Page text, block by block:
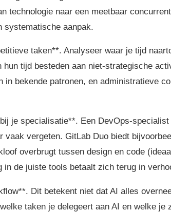
technologie naar een meetbaar
systematische aanpak.
taken**. Analyseer waar je tijd
tijd besteden aan niet-strategische
in bekende patronen, en administratieve
je specialisatie**. Een DevOps-specialist
vergeten. GitLab Duo biedt
overbrugt tussen design en code
de juiste tools betaalt zich terug in
Dit betekent niet dat AI alles
taken je delegeert aan AI en welke